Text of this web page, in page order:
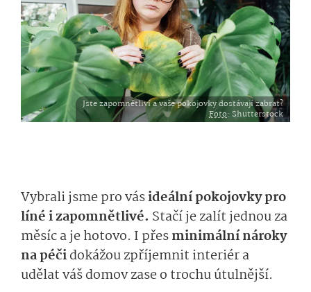
Jste zapomnětliví a vaše pokojovky dostávají zabrat?
Foto: Shutterstock
Vybrali jsme pro vásideální pokojovky pro
líné i zapomnětlivé. Stačí je zalít jednou za
měsíc a je hotovo. I přesminimální nároky
na péčidokážou zpříjemnit interiér a
udělat váš domov zase o trochu útulnější.